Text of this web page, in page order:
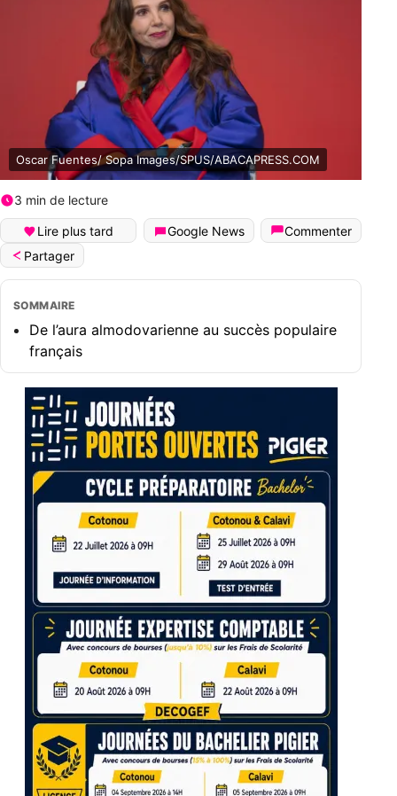
Oscar Fuentes/ Sopa Images/SPUS/ABACAPRESS.COM
3 min de lecture
Lire plus tard Google News
Commenter
Partager
SOMMAIRE
De l’aura almodovarienne au succès populaire
français